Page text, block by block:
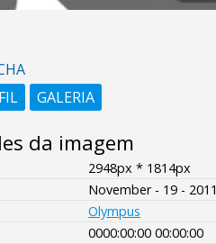
GALERIA
da imagem
2948px * 1814px
November - 19 - 2011
Olympus
0000:00:00 00:00:00